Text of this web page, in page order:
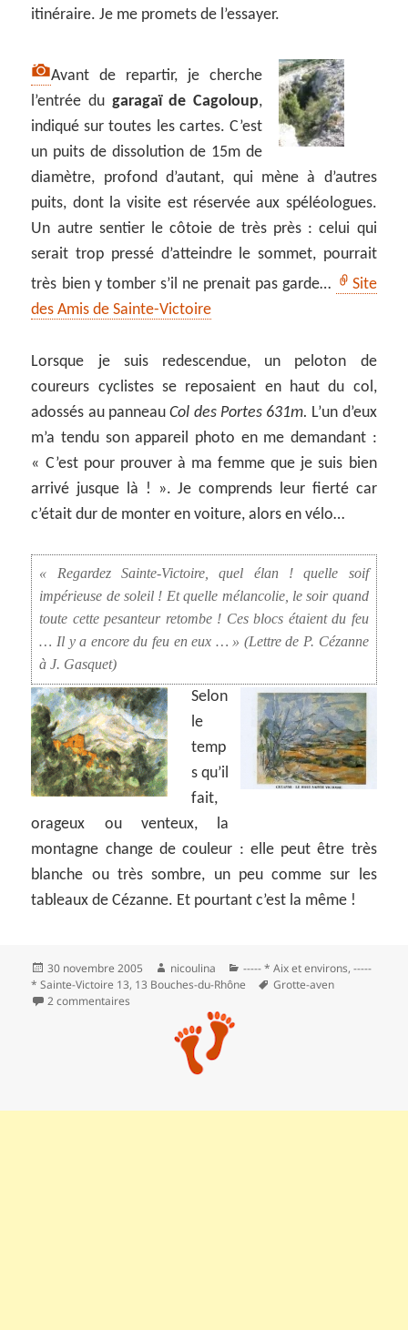
itinéraire. Je me promets de l’essayer.
Avant de repartir, je cherche
l’entrée du garagaï de Cagoloup,
indiqué sur toutes les cartes. C’est
un puits de dissolution de 15m de
diamètre, profond d’autant, qui mène à d’autres
puits, dont la visite est réservée aux spéléologues.
Un autre sentier le côtoie de très près : celui qui
serait trop pressé d’atteindre le sommet, pourrait
très bien y tomber s’il ne prenait pas garde…
Site
des Amis de Sainte-Victoire
Lorsque je suis redescendue, un peloton de
coureurs cyclistes se reposaient en haut du col,
adossés au panneauCol des Portes 631m. L’un d’eux
m’a tendu son appareil photo en me demandant :
« C’est pour prouver à ma femme que je suis bien
arrivé jusque là ! ». Je comprends leur fierté car
c’était dur de monter en voiture, alors en vélo…
« Regardez Sainte-Victoire, quel élan ! quelle soif
impérieuse de soleil ! Et quelle mélancolie, le soir quand
toute cette pesanteur retombe ! Ces blocs étaient du feu
… Il y a encore du feu en eux … » (Lettre de P. Cézanne
à J. Gasquet)
Selon
le
temp
s qu’il
fait,
orageux ou venteux, la
montagne change de couleur : elle peut être très
blanche ou très sombre, un peu comme sur les
tableaux de Cézanne. Et pourtant c’est la même !
Publié
le
30 novembre 2005 Auteur
nicoulina Catégories
----- * Aix et environs,-----
* Sainte-Victoire 13, 13 Bouches-du-Rhône Mots-
clés
Grotte-aven
2 commentaires